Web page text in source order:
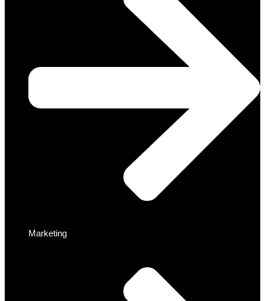
Marketing